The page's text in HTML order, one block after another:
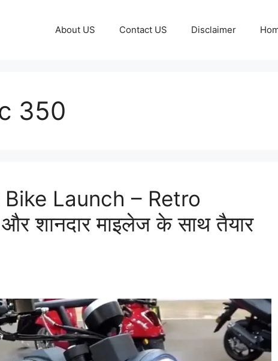
About US Contact US Disclaimer
350
Launch – Retro
शानदार माइलेज के साथ तैयार